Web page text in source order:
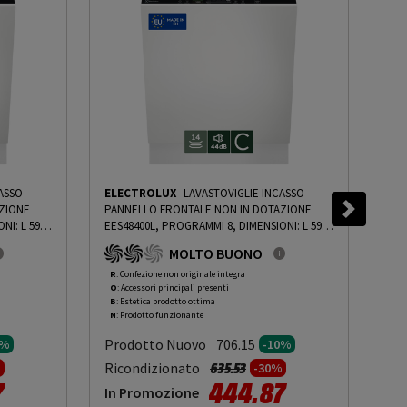
L 59,6
44
da
ELECTROLUX LAVASTOVIGLIE INCASSO
PANNELLO FRONTALE NON IN DOTAZIONE
EES48400L, PROGRAMMI 8, DIMENSIONI: L 59,6
CM, A 81,8 CM, P 55 CM, RUMOROSITÀ 44
DB(A), CONSUMO DI ACQUA 10,5 L, GRIGIO,
CLASSE C - PRMG GRADING ROBN - 10%
PRMG GRADING ROBN - 10%
MOLTO BUONO
R: Confezione non originale integra
O: Accessori principali presenti
B: Estetica prodotto ottima
N: Prodotto funzionante
Prodotto Nuovo 706.15 -10%
Ricondizionato Prezzo ridotto da
635.53a-30%
In Promozione 444.87